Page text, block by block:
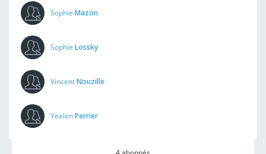
Sophie Mazon
Sophie Lossky
VincentNouzille
YeelenPerrier